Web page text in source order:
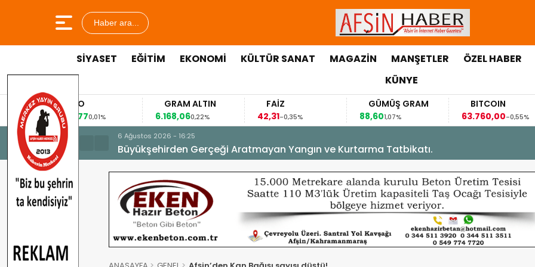
Haber ara...
SİYASET EĞİTİM EKONOMİ KÜLTÜR SANAT MAGAZİN MANŞETLER ÖZEL HABER
KÜNYE
EURO
53,84770,01%
GRAM ALTIN
6.168,060,22%
FAİZ
42,31-0,35%
GÜMÜŞ GRAM
88,601,07%
BITCOIN
63.760,00-0,55%
6 Ağustos 2026 - 16:25
Büyükşehirden Gerçeği Aratmayan Yangın ve Kurtarma Tatbikatı.